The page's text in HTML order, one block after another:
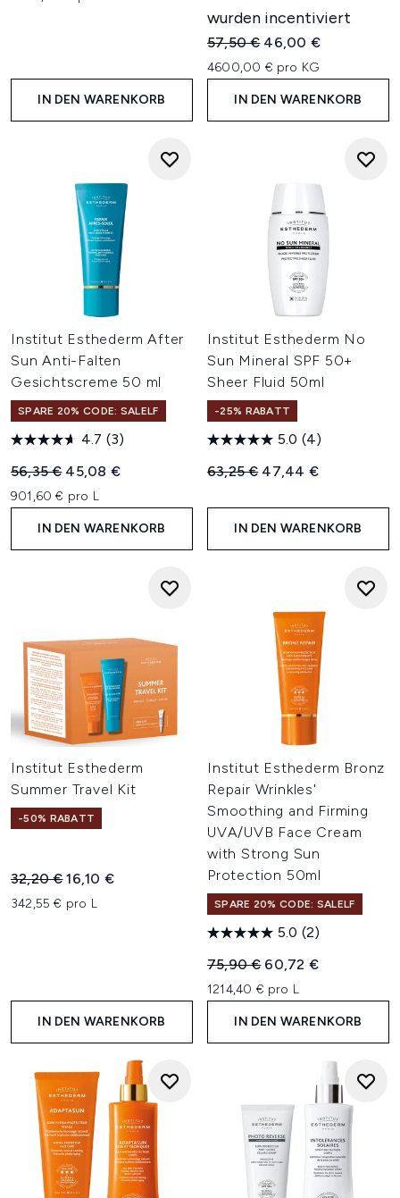
IN DEN WARENKORB
wurden incentiviert
Unverbindliche
57,50 € Aktueller Preis:
46,00 €
4600,00 € pro KG
IN DEN WARENKORB
Institut Esthederm After
Sun Anti-Falten
Gesichtscreme 50 ml
SPARE 20% CODE: SALELF
4.7 (3)
Unverbindliche Preisempfehlung:
56,35 € Aktueller Preis:
45,08 €
901,60 € pro L
IN DEN WARENKORB
Institut Esthederm No
Sun Mineral SPF 50+
Sheer Fluid 50ml
-25% RABATT
5.0 (4)
Unverbindliche
63,25 € Aktueller Preis:
47,44 €
IN DEN WARENKORB
Institut Esthederm
Summer Travel Kit
-50% RABATT
Unverbindliche Preisempfehlung:
32,20 €Aktueller Preis:
16,10 €
342,55 € pro L
IN DEN WARENKORB
Institut Esthederm Bronz
Repair Wrinkles'
Smoothing and Firming
UVA/UVB Face Cream
with Strong Sun
Protection 50ml
SPARE 20% CODE: SALELF
5.0 (2)
Unverbindliche
75,90 € Aktueller Preis:
60,72 €
1214,40 € pro L
IN DEN WARENKORB